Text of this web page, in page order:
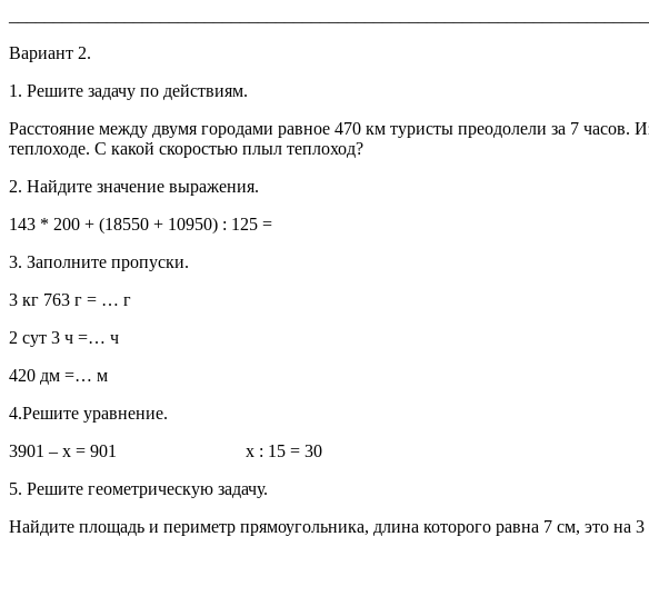
Вариант 2.
1. Решите задачу по действиям.
Расстояние между двумя городами равное 470 км туристы преодолели за 7
теплоходе. С какой скоростью плыл теплоход?
2. Найдите значение выражения.
143 * 200 + (18550 + 10950) : 125 =
3. Заполните пропуски.
3 кг 763 г = … г
2 сут 3 ч =… ч
420 дм =… м
4.Решите уравнение.
3901 – х = 901 х : 15 = 30
5. Решите геометрическую задачу.
Найдите площадь и периметр прямоугольника, длина которого равна 7 см, это